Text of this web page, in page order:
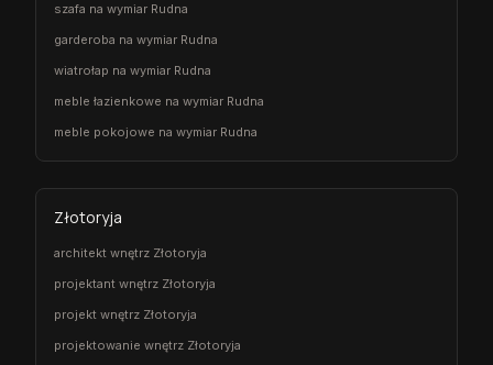
szafa na wymiar Rudna
garderoba na wymiar Rudna
wiatrołap na wymiar Rudna
meble łazienkowe na wymiar Rudna
meble pokojowe na wymiar Rudna
Złotoryja
architekt wnętrz Złotoryja
projektant wnętrz Złotoryja
projekt wnętrz Złotoryja
projektowanie wnętrz Złotoryja